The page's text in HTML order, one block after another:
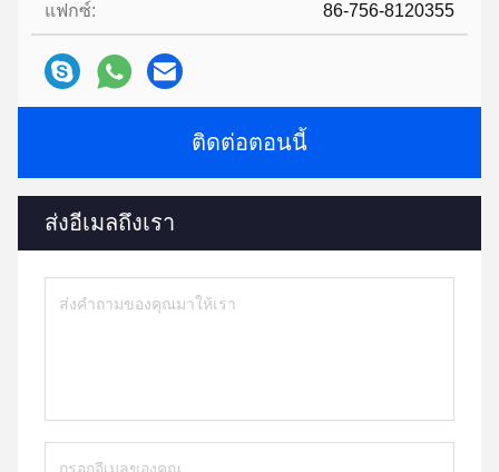
แฟกซ์: 86-756-8120355
ติดต่อตอนนี้
ส่งอีเมลถึงเรา